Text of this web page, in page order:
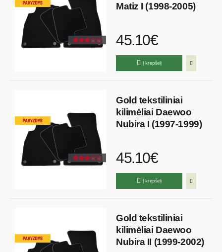
Matiz I (1998-2005)
45.10€
Į krepšelį
Gold tekstiliniai
kilimėliai Daewoo
Nubira I (1997-1999)
45.10€
Į krepšelį
Gold tekstiliniai
kilimėliai Daewoo
Nubira II (1999-2002)